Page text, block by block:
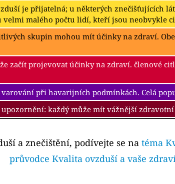
je přijatelná; u některých znečišťujících
velmi malého počtu lidí, kteří jsou neobvykle
skupin mohou mít účinky na zdraví.
začít projevovat účinky na zdraví. členové
při havarijních podmínkách. Celá
každý může mít vážnější
a znečištění, podívejte se na téma
průvodce Kvalita ovzduší a vaše